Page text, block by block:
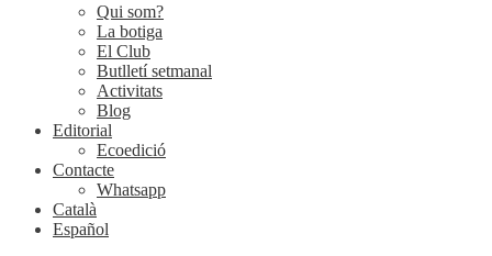
Qui som?
La botiga
El Club
Butlletí setmanal
Activitats
Blog
Editorial
Ecoedició
Contacte
Whatsapp
Català
Español